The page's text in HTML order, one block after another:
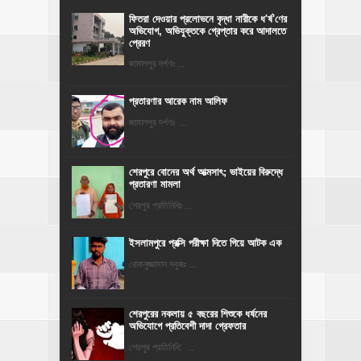
ফিতরা দেওয়ার প্রলোভনে বৃদ্ধা নারীকে ধ'র্ষ'ণের
অভিযোগ, অভিযুক্তকে গ্রেপ্তার করে আদালতে
প্রেরণ
জামালপুর দর্পণঃ ...
প্রতারণার আরেক নাম আলিফ
জামালপুর দর্পণঃ ...
শেরপুরে বোনের অর্থ আত্মসাৎ; ভাইয়ের বিরুদ্ধে
প্রতারণা মামলা
শেরপুর প্রতিনিধিঃ ...
ইসলামপুরে প্রক্সি পরীক্ষা দিতে গিয়ে আটক এক
রোকনুজ্জামান সবুজঃ ...
শেরপুরের নকলায় ৫ বছরের শিশুকে ধর্ষনের
অভিযোগে প্রতিবেশী দাদা গ্রেফতার
শেরপুর প্রতিনিধি: ...